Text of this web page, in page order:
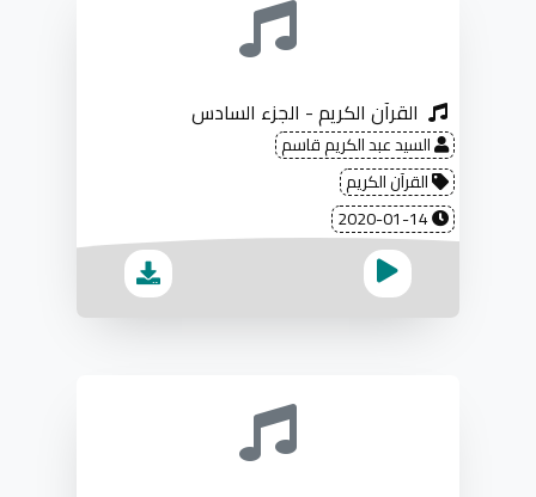
القرآن الكريم - الجزء السادس
السيد عبد الكريم قاسم
القرآن الكريم